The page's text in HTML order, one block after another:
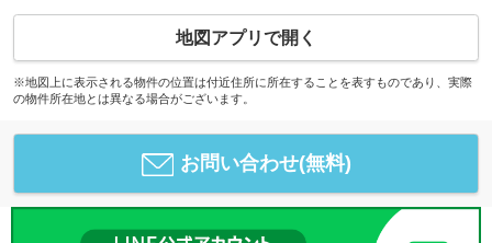
地図アプリで開く
※地図上に表示される物件の位置は付近住所に所在することを表すものであり、実際
の物件所在地とは異なる場合がございます。
お問い合わせ(無料)